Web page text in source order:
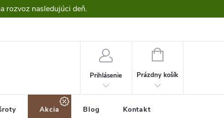
rozvoz nasledujúci deň.
Prihlásenie
NÁKUPNÝ
Prázdny košík
Akcia Blog Kontakt